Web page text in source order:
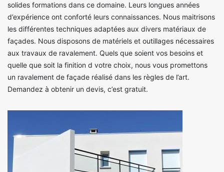
solides formations dans ce domaine. Leurs longues années
d’expérience ont conforté leurs connaissances. Nous maitrisons
les différentes techniques adaptées aux divers matériaux de
façades. Nous disposons de matériels et outillages nécessaires
aux travaux de ravalement. Quels que soient vos besoins et
quelle que soit la finition d votre choix, nous vous promettons
un ravalement de façade réalisé dans les règles de l’art.
Demandez à obtenir un devis, c’est gratuit.